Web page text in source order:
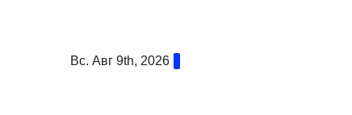
содержаниюВс. Авг 9th, 2026